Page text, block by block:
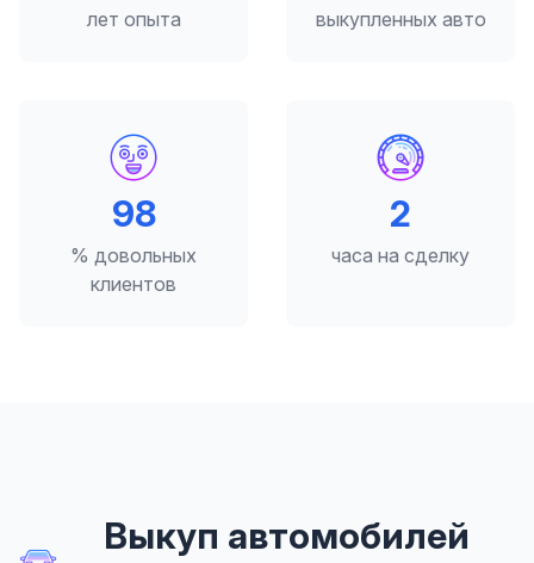
лет опыта выкупленных авто
98
% довольных
клиентов
2
часа на сделку
Выкуп автомобилей